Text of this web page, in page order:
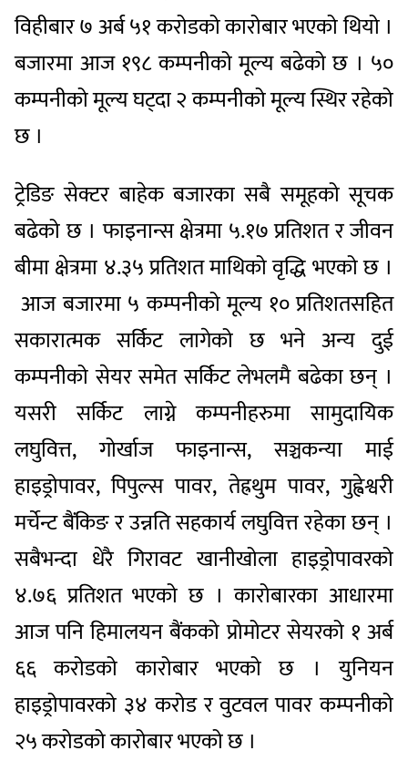
विहीबार ७ अर्ब ५१ करोडको कारोबार भएको थियो ।
बजारमा आज १९८ कम्पनीको मूल्य बढेको छ । ५०
कम्पनीको मूल्य घट्दा २ कम्पनीको मूल्य स्थिर रहेको
छ ।
ट्रेडिङ सेक्टर बाहेक बजारका सबै समूहको सूचक
बढेको छ । फाइनान्स क्षेत्रमा ५.१७ प्रतिशत र जीवन
बीमा क्षेत्रमा ४.३५ प्रतिशत माथिको वृद्धि भएको छ ।
आज बजारमा ५ कम्पनीको मूल्य १० प्रतिशतसहित
सकारात्मक सर्किट लागेको छ भने अन्य दुई
कम्पनीको सेयर समेत सर्किट लेभलमै बढेका छन् ।
यसरी सर्किट लाग्ने कम्पनीहरुमा सामुदायिक
लघुवित्त, गोर्खाज फाइनान्स, सञ्चकन्या माई
हाइड्रोपावर, पिपुल्स पावर, तेह्रथुम पावर, गुह्वेश्वरी
मर्चेन्ट बैंकिङ र उन्नति सहकार्य लघुवित्त रहेका छन् ।
सबैभन्दा धेरै गिरावट खानीखोला हाइड्रोपावरको
४.७६ प्रतिशत भएको छ । कारोबारका आधारमा
आज पनि हिमालयन बैंकको प्रोमोटर सेयरको १ अर्ब
६६ करोडको कारोबार भएको छ । युनियन
हाइड्रोपावरको ३४ करोड र वुटवल पावर कम्पनीको
२५ करोडको कारोबार भएको छ ।